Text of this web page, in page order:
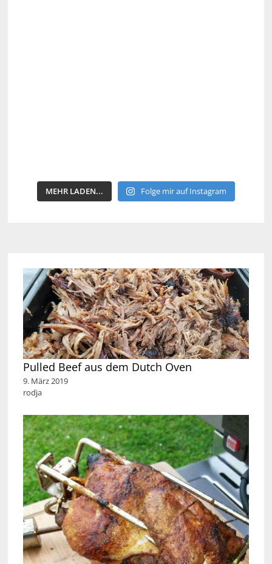
MEHR LADEN... Folge mir auf Instagram
Pulled Beef aus dem Dutch Oven
9. März 2019
rodja